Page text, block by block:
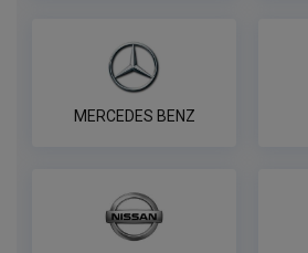
ПОД ЗАКАЗ ОТ 14 ДНЕЙ
по запросу
Розетка WESTFALIA
универсальная
MERCEDES BENZ